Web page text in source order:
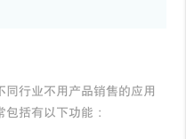
同行业不用产品销售的应用
括有以下功能：